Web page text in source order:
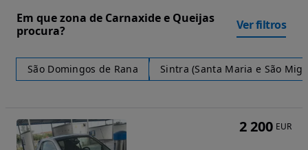
Em que zona de Carnaxide e Queijas
procura?
Ver filtros
São Domingos de Rana Sintra (Santa Maria e São
2 200 EUR